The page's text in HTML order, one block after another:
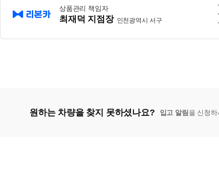
상품관리 책임자
최재덕 지점장 인천광역시 서구
원하는 차량을 찾지 못하셨나요? 입고 알림 을 신청